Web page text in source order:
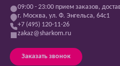
09:00 - 23:00 прием заказов,
г. Москва, ул. Ф. Энгельса, 64с1
+7 (495) 120-11-26
zakaz@sharkom.ru
Заказать звонок